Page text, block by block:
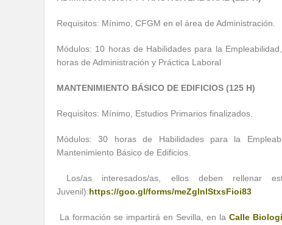
Requisitos: Mínimo, CFGM en el área de Administración.
Módulos: 10 horas de Habilidades para la
horas de Administración y Práctica Laboral
MANTENIMIENTO BÁSICO DE EDIFICIOS (125 H)
Requisitos: Mínimo, Estudios Primarios finalizados.
Módulos: 30 horas de Habilidades para la
Mantenimiento Básico de Edificios.
Los/as interesados/as, ellos deben
Juvenil):https://goo.gl/forms/meZglnlStxsFioi83
La formación se impartirá en Sevilla, en laCalle